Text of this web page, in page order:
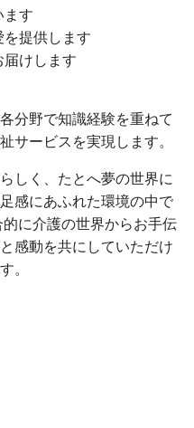
ます
提供します
届けします
分野で知識経験を重ねて
サービスを実現します。
しく、たとへ夢の世界に
感にあふれた環境の中で
に介護の世界からお手伝
感動を共にしていただけ
。